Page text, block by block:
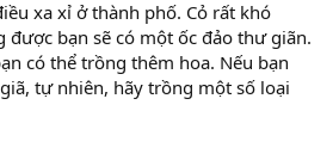
xa xỉ ở thành phố. Cỏ rất khó
bạn sẽ có một ốc đảo thư giãn.
có thể trồng thêm hoa. Nếu bạn
tự nhiên, hãy trồng một số loại